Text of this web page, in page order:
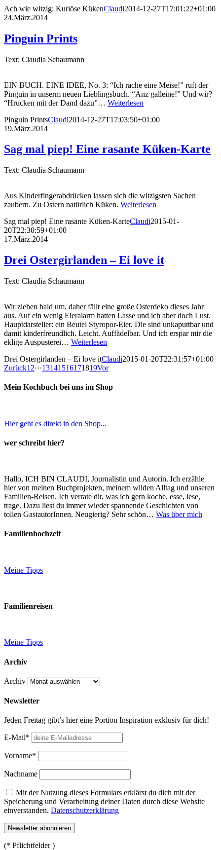
Ach wie witzig: Kuriöse KükenClaudi2014-12-27T17:01:22+01:00
24.März.2014
Pinguin Prints
Text: Claudia Schaumann
EIN BUCH. EINE IDEE, No. 3: “Ich rache eine Meise!” ruft der
Pinguin in unserm neuen Lieblingsbuch. “Anz galleine!” Und wir?
“Hrucken mit der Dand dazu”… Weiterlesen
Pinguin PrintsClaudi2014-12-27T17:03:50+01:00
19.März.2014
Sag mal piep! Eine rasante Küken-Karte
Text: Claudia Schaumann
Aus Kinderfingerabdrücken lassen sich die witzigsten Sachen
zaubern. Zu Ostern natürlich Küken. Weiterlesen
Sag mal piep! Eine rasante Küken-KarteClaudi2015-01-
20T22:30:59+01:00
17.März.2014
Drei Ostergirlanden – Ei love it
Text: Claudia Schaumann
Wir ziehen bald um, daher fällt eine große Osterdeko dieses Jahr
aus. Auf ein wenig Eieralarm hatten Lasse und ich aber doch Lust.
Hauptdarsteller: ein Beutel Styropor-Eier. Die sind unkaputtbar und
damit kinderfreundlich. Leicht. Auffädelbar. Und ich erspar mir die
eklige Auspusterei… Weiterlesen
Drei Ostergirlanden – Ei love itClaudi2015-01-20T22:31:57+01:00
Zurück1 2···13141516171819Vor
Mein Kochbuch bei uns im Shop
Hier geht es direkt in den Shop...
wer schreibt hier?
Hallo, ICH BIN CLAUDI, Journalistin und Autorin. Ich erzähle
hier von meinen Buchprojekten, meinem wilden Alltag und unseren
Familien-Reisen. Ich verrate dir, was ich gern koche, esse, lese,
trage. Dazu liest du immer wieder spannende Geschichten von
tollen GastautorInnen. Neugierig? Sehr schön… Was über mich
Familienhochzeit
Meine Tipps
Familienreisen
Meine Tipps
Archiv
Archiv
Newsletter
Jeden Freitag gibt’s hier eine Portion Inspiration exklusiv für dich!
E-Mail*
Vorname*
Nachname
Mit der Nutzung dieses Formulars erklärst du dich mit der
Speicherung und Verarbeitung deiner Daten durch diese Website
einverstanden. Datenschutzerklärung
(* Pflichtfelder )